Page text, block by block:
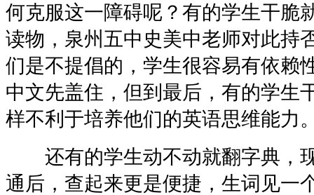
何克服这一障碍呢？有的学生干脆
读物，泉州五中史美中老师对此持
们是不提倡的，学生很容易有依赖
中文先盖住，但到最后，有的学生
样不利于培养他们的英语思维能力
还有的学生动不动就翻字典，
通后，查起来更是便捷，生词见一